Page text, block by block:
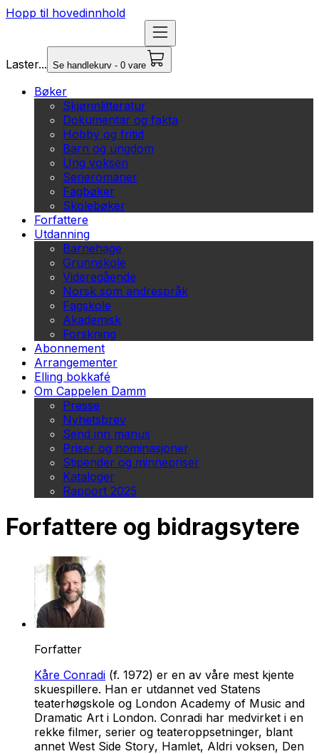
Hopp til hovedinnhold
Laster... Se handlekurv - 0 vare
Bøker
Skjønnlitteratur
Dokumentar og fakta
Hobby og fritid
Barn og ungdom
Ung voksen
Serieromaner
Fagbøker
Skolebøker
Forfattere
Utdanning
Barnehage
Grunnskole
Videregående
Norsk som andrespråk
Fagskole
Akademisk
Forskning
Abonnement
Arrangementer
Elling bokkafé
Om Cappelen Damm
Presse
Nyhetsbrev
Send inn manus
Priser og nominasjoner
Stipender og minnepriser
Kataloger
Rapport 2025
Forfattere og bidragsytere
Forfatter
Kåre Conradi (f. 1972) er en av våre mest kjente
skuespillere. Han er utdannet ved Statens
teaterhøgskole og London Academy of Music and
Dramatic Art i London. Conradi har medvirket i en
rekke filmer, serier og teateroppsetninger, blant
annet West Side Story, Hamlet, Aldri voksen, Den